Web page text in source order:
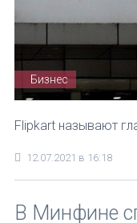
Бизнес
Flipkart называют
12.07.2021 в 16:18
В Минфине